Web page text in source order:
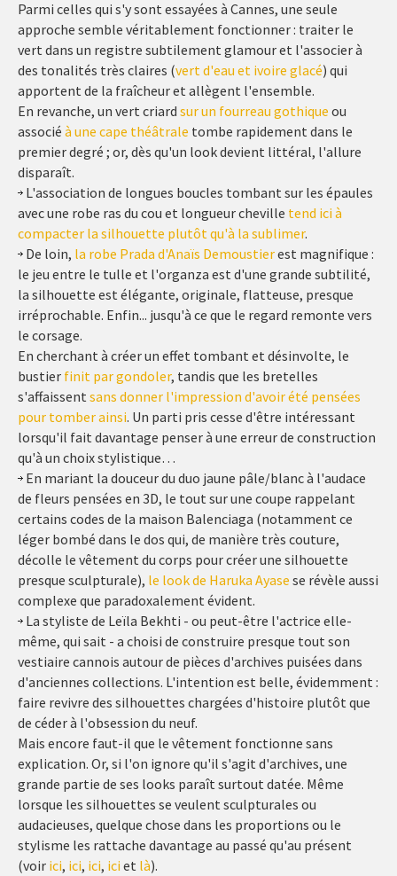
Parmi celles qui s'y sont essayées à Cannes, une seule
approche semble véritablement fonctionner : traiter le
vert dans un registre subtilement glamour et l'associer à
des tonalités très claires (vert d'eau et ivoire glacé) qui
apportent de la fraîcheur et allègent l'ensemble.
En revanche, un vert criard sur un fourreau gothique ou
associé à une cape théâtrale tombe rapidement dans le
premier degré ; or, dès qu'un look devient littéral, l'allure
disparaît.
L'association de longues boucles tombant sur les épaules
avec une robe ras du cou et longueur cheville tend ici à
compacter la silhouette plutôt qu'à la sublimer.
De loin, la robe Prada d'Anaïs Demoustierest magnifique :
le jeu entre le tulle et l'organza est d'une grande subtilité,
la silhouette est élégante, originale, flatteuse, presque
irréprochable. Enfin... jusqu'à ce que le regard remonte vers
le corsage.
En cherchant à créer un effet tombant et désinvolte, le
bustier finit par gondoler, tandis que les bretelles
s'affaissent sans donner l'impression d'avoir été pensées
pour tomber ainsi. Un parti pris cesse d'être intéressant
lorsqu'il fait davantage penser à une erreur de construction
qu'à un choix stylistique…
En mariant la douceur du duo jaune pâle/blanc à l'audace
de fleurs pensées en 3D, le tout sur une coupe rappelant
certains codes de la maison Balenciaga (notamment ce
léger bombé dans le dos qui, de manière très couture,
décolle le vêtement du corps pour créer une silhouette
presque sculpturale), le look de Haruka Ayase se révèle aussi
complexe que paradoxalement évident.
La styliste de Leïla Bekhti - ou peut-être l'actrice elle-
même, qui sait - a choisi de construire presque tout son
vestiaire cannois autour de pièces d'archives puisées dans
d'anciennes collections. L'intention est belle, évidemment :
faire revivre des silhouettes chargées d'histoire plutôt que
de céder à l'obsession du neuf.
Mais encore faut-il que le vêtement fonctionne sans
explication. Or, si l'on ignore qu'il s'agit d'archives, une
grande partie de ses looks paraît surtout datée. Même
lorsque les silhouettes se veulent sculpturales ou
audacieuses, quelque chose dans les proportions ou le
stylisme les rattache davantage au passé qu'au présent
(voir ici, ici, ici, ici et là).